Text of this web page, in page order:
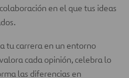
en el que tus ideas
tu carrera en un entorno
cada opinión, celebra lo
las diferencias en